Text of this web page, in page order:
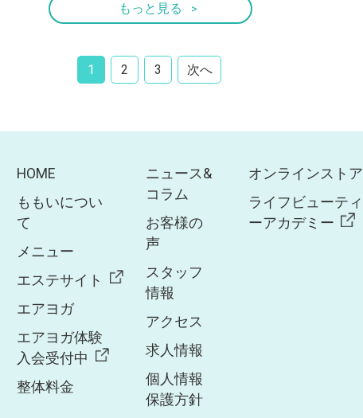
もっと見る
1 2 3 次へ
HOME
ももいについ
て
メニュー
エステサイト
エアヨガ
エアヨガ体験
入会受付中
整体料金
ニュース&
コラム
お客様の
声
スタッフ
情報
アクセス
求人情報
個人情報
保護方針
オンラインストア
ライフビューティ
ーアカデミー